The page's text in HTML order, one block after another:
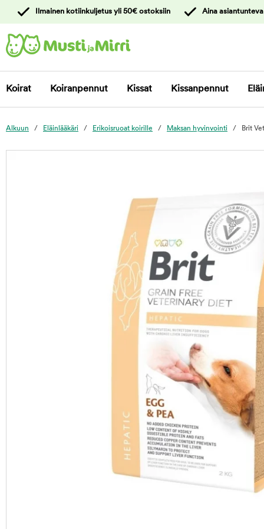
asiakaspalveluun
Ilmainen kotiinkuljetus yli 50€ ostoksiin Aina
Koirat Koiranpennut Kissat Kissanpennut
Alkuun Eläinlääkäri Erikoisruoat koirille Maksan hyvinvointi Brit